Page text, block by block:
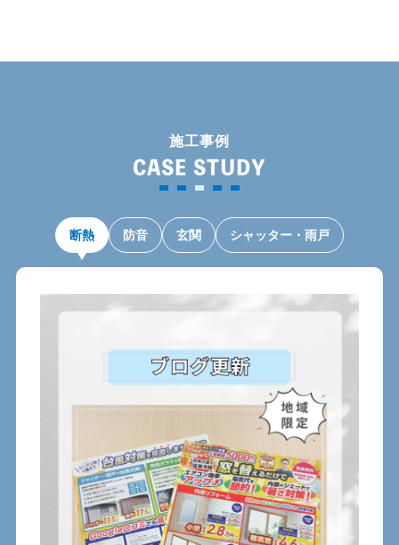
施工事例
CASE STUDY
断熱 防音 玄関 シャッター・雨戸